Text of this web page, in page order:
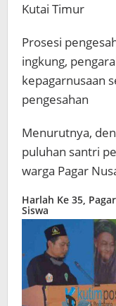
Kutai Timur
Prosesi
ingkung,
kepagarnusaan
pengesahan
Menurutnya,
puluhan santri
warga Pagar
Harlah Ke 35,
Siswa